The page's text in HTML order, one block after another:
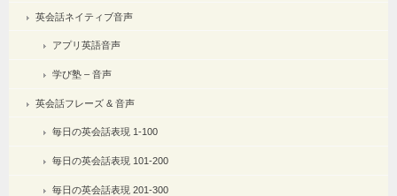
英会話ネイティブ音声
アプリ英語音声
学び塾 – 音声
英会話フレーズ & 音声
毎日の英会話表現 1-100
毎日の英会話表現 101-200
毎日の英会話表現 201-300